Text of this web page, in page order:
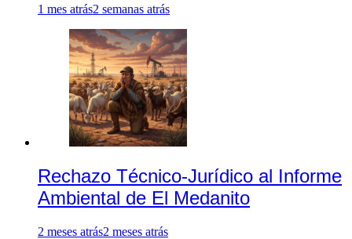
1 mes atrás2 semanas atrás
Rechazo Técnico-Jurídico al Informe
Ambiental de El Medanito
2 meses atrás2 meses atrás